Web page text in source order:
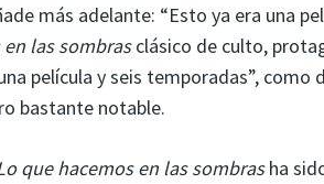
más adelante: “Esto ya era una
las sombrasclásico de culto,
película y seis temporadas”, como
bastante notable.
que hacemos en las sombrasha